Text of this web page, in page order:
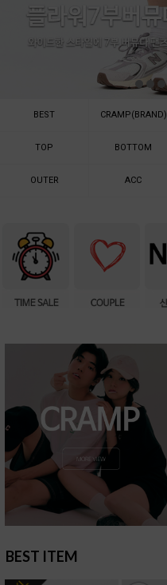
BEST CRAMP(BRAND)
TOP BOTTOM
OUTER ACC
BEST ITEM